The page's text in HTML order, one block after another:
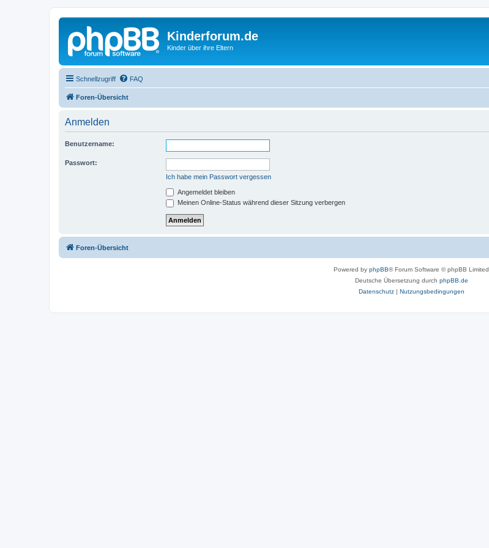
Kinderforum.de
Kinder über ihre Eltern
Schnellzugriff FAQ
Foren-Übersicht
Anmelden
Benutzername:
Passwort:
Ich habe mein Passwort vergessen
Angemeldet bleiben
Meinen Online-Status während dieser Sitzung verbergen
Foren-Übersicht
Powered by phpBB® Forum Software © phpBB Limited
Deutsche Übersetzung durch phpBB.de
Datenschutz| Nutzungsbedingungen